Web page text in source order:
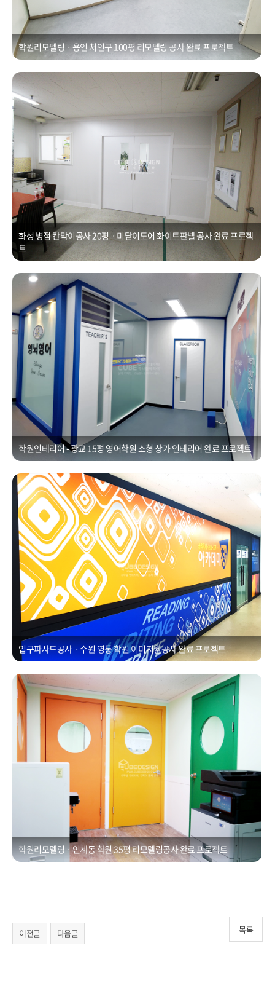
학원리모델링ㆍ용인 처인구 100평 리모델링 공사 완료 프로젝트
화성 병점 칸막이공사 20평ㆍ미닫이도어 화이트판넬 공사
Posted on
2021년 1월 1일
화성 병점 칸막이공사 20평ㆍ미닫이도어 화이트판넬 공사 완료 프로젝
트
학원인테리어 - 광교 15평 영어학원 소형 상가 인테리어
Posted on2021년 1월 1일by
학원인테리어 - 광교 15평 영어학원 소형 상가 인테리어 완료 프로젝트
입구파사드공사ㆍ수원 영통 학원 이미지월공사
Posted on2021년 1월 1일byCUBEDESIGN
입구파사드공사ㆍ수원 영통 학원 이미지월공사 완료 프로젝트
학원리모델링ㆍ인계동 학원 35평 리모델링공사
Posted on2021년 1월 1일byCUBEDESIGN
학원리모델링ㆍ인계동 학원 35평 리모델링공사 완료 프로젝트
이전글 다음글 목록